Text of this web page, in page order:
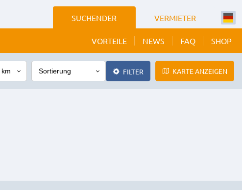
SUCHENDER VERMIETER
VORTEILE NEWS FAQ SHOP
FILTER KARTE ANZEIGEN